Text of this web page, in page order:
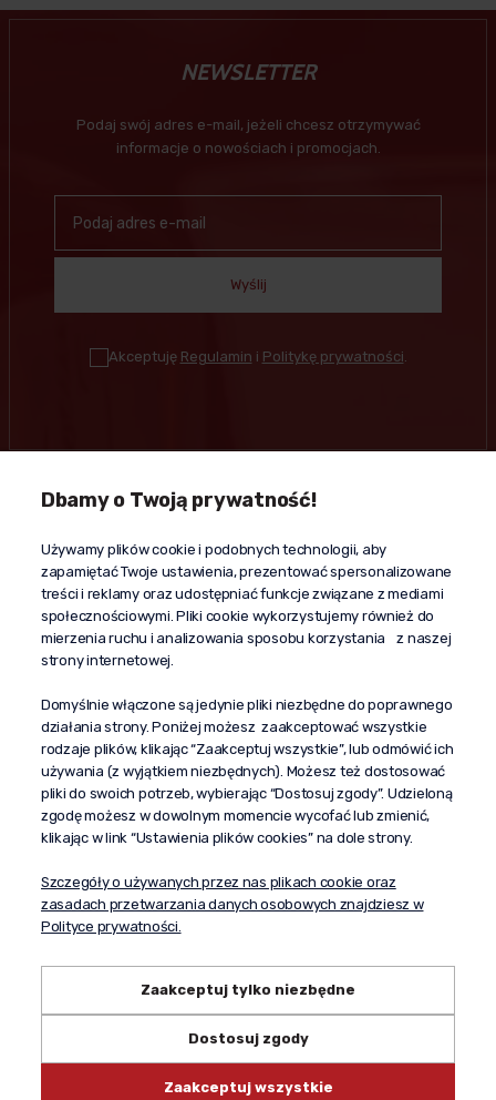
NEWSLETTER
Podaj swój adres e-mail, jeżeli chcesz otrzymywać
informacje o nowościach i promocjach.
Wyślij
Akceptuję Regulamin i Politykę prywatności.
Kontakt
+48 603 610 870
kontakt@propaganda24h.pl
“Propaganda"
al. Komisji Edukacji Narodowej 51/U5
02-797 Warszawa
Pomoc
Dostawa
Moje konto
O firmie
Dbamy o Twoją prywatność!
Używamy plików cookie i podobnych technologii, aby
zapamiętać Twoje ustawienia, prezentować spersonalizowane
treści i reklamy oraz udostępniać funkcje związane z mediami
społecznościowymi. Pliki cookie wykorzystujemy również do
mierzenia ruchu i analizowania sposobu korzystania z naszej
strony internetowej.
Domyślnie włączone są jedynie pliki niezbędne do poprawnego
działania strony. Poniżej możesz zaakceptować wszystkie
rodzaje plików, klikając “Zaakceptuj wszystkie”, lub odmówić ich
używania (z wyjątkiem niezbędnych). Możesz też dostosować
pliki do swoich potrzeb, wybierając “Dostosuj zgody”. Udzieloną
zgodę możesz w dowolnym momencie wycofać lub zmienić,
klikając w link “Ustawienia plików cookies” na dole strony.
Szczegóły o używanych przez nas plikach cookie oraz
zasadach przetwarzania danych osobowych znajdziesz w
Polityce prywatności.
Zaakceptuj tylko niezbędne
Dostosuj zgody
Zaakceptuj wszystkie